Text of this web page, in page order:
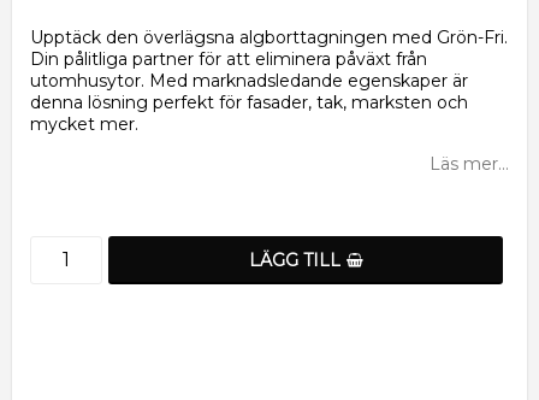
Upptäck den överlägsna algborttagningen med Grön-Fri.
Din pålitliga partner för att eliminera påväxt från
utomhusytor. Med marknadsledande egenskaper är
denna lösning perfekt för fasader, tak, marksten och
mycket mer.
Läs mer...
LÄGG TILL